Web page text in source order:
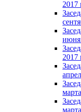
2017
июня
2017